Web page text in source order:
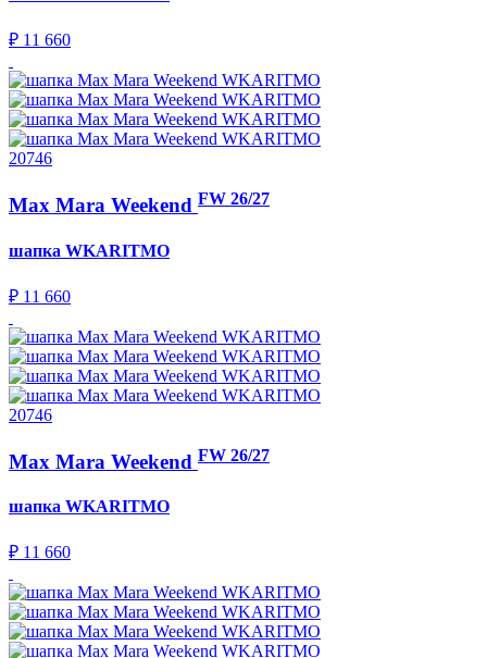
₽ 11 660
20746
Max Mara Weekend FW 26/27
шапка WKARITMO
₽ 11 660
20746
Max Mara Weekend FW 26/27
шапка WKARITMO
₽ 11 660